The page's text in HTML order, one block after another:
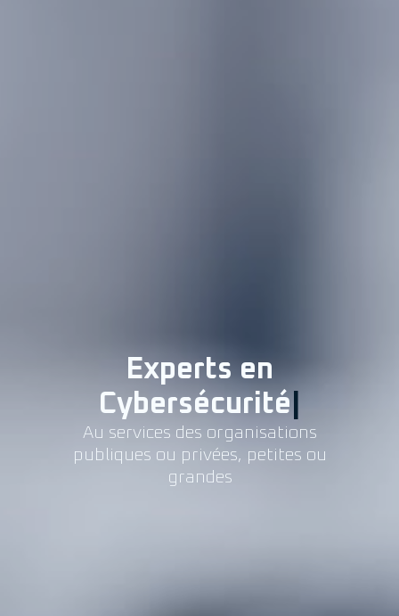
Experts en
Cybersécurité
Au services des organisations
publiques ou privées, petites ou
grandes